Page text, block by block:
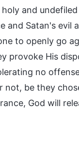
and
and Satan's
to openly go
provoke His
no
not, be they
God will